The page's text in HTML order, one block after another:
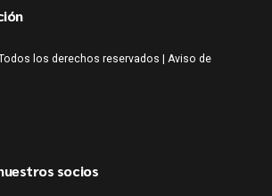
los derechos reservados |
Aviso de
socios